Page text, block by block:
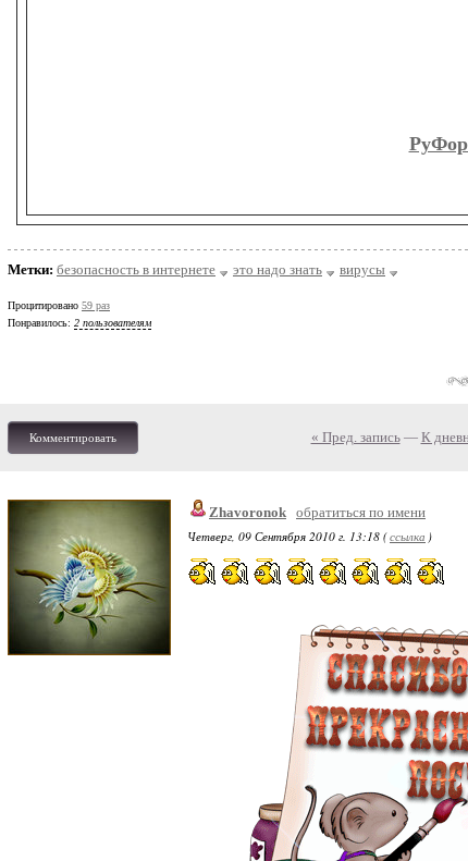
Метки: безопасность в интернете это надо знать вирусы
Процитировано 59 раз
Понравилось: 2 пользователям
Комментировать « Пред. запись— К
Zhavoronok обратиться по имени
Четверг, 09 Сентября 2010 г. 13:18 (ссылка )